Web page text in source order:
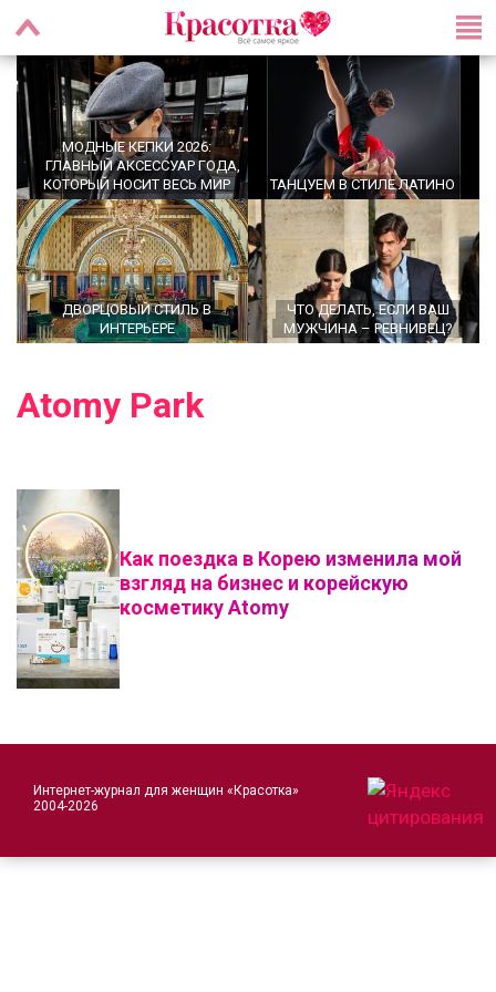
МОДНЫЕ КЕПКИ 2026:
ГЛАВНЫЙ АКСЕССУАР ГОДА,
КОТОРЫЙ НОСИТ ВЕСЬ МИР
ТАНЦУЕМ В СТИЛЕ ЛАТИНО
ДВОРЦОВЫЙ СТИЛЬ В
ИНТЕРЬЕРЕ
ЧТО ДЕЛАТЬ, ЕСЛИ ВАШ
МУЖЧИНА – РЕВНИВЕЦ?
Atomy Park
Как поездка в Корею изменила мой
взгляд на бизнес и корейскую
косметику Atomy
Интернет-журнал для женщин «Красотка»
2004-2026